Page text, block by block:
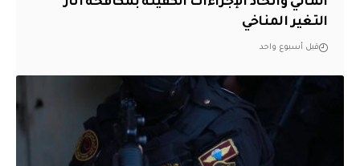
التغير المناخي
قبل أسبوع واحد